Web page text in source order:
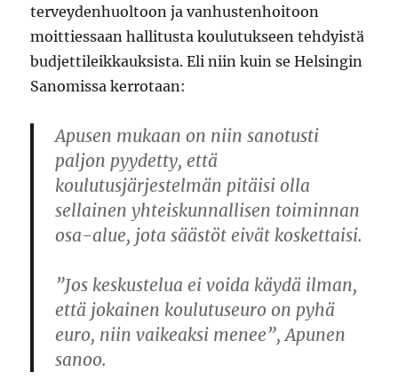
terveydenhuoltoon ja vanhustenhoitoon
moittiessaan hallitusta koulutukseen tehdyistä
budjettileikkauksista. Eli niin kuin se Helsingin
Sanomissa kerrotaan:
Apusen mukaan on niin sanotusti
paljon pyydetty, että
koulutusjärjestelmän pitäisi olla
sellainen yhteiskunnallisen toiminnan
osa-alue, jota säästöt eivät koskettaisi.
”Jos keskustelua ei voida käydä ilman,
että jokainen koulutuseuro on pyhä
euro, niin vaikeaksi menee”, Apunen
sanoo.